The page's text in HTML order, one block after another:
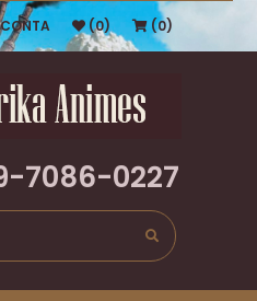
(0) (0)
7086-0227